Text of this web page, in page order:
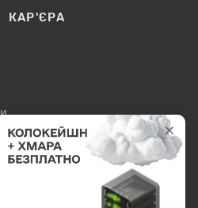
КАР'ЄРА
/ модуля